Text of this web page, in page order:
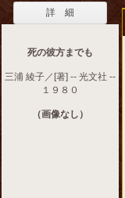
詳 細
死の彼方までも
三浦 綾子／[著] -- 光文社 --
１９８０
（画像なし）